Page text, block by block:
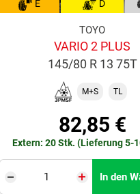
E D
TOYO
VARIO 2 PLUS
145/80 R 13 75T
M+S TL
82,85 €
Extern: 20 Stk. (Lieferung 5-
In den